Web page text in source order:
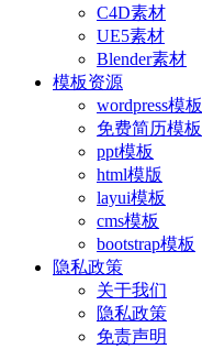
C4D素材
UE5素材
Blender素材
模板资源
wordpress模板
免费简历模板
ppt模板
html模版
layui模板
cms模板
bootstrap模板
隐私政策
关于我们
隐私政策
免责声明